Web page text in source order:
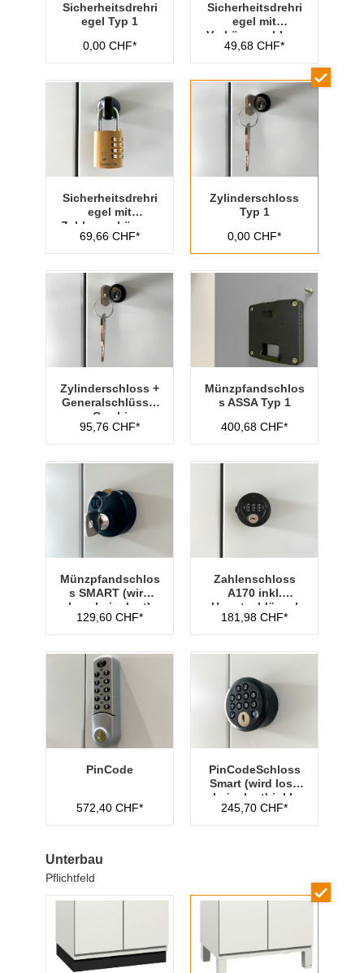
Sicherheitsdrehri
egel Typ 1
0,00 CHF*
Sicherheitsdrehri
egel mit
Vorhängeschloss
Typ 1
49,68 CHF*
Sicherheitsdrehri
egel mit
Zahlenvorhänges
chloss Typ 1
69,66 CHF*
Zylinderschloss
Typ 1
0,00 CHF*
Zylinderschloss +
Generalschlüssel
- Cambio
95,76 CHF*
Münzpfandschlos
s ASSA Typ 1
400,68 CHF*
Münzpfandschlos
s SMART (wird
lose beigelegt)
129,60 CHF*
Zahlenschloss
A170 inkl.
Hauptschlüssel
Typ 1
181,98 CHF*
PinCode
572,40 CHF*
PinCodeSchloss
Smart (wird lose
beigelegt) inkl.
Managementschl
üssel
245,70 CHF*
Unterbau
Pflichtfeld